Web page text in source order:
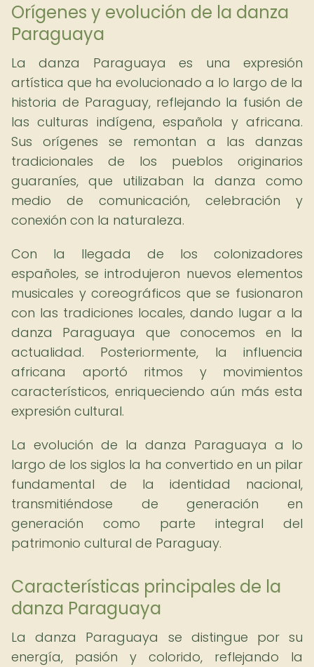
Orígenes y evolución de la danza
Paraguaya
La danza Paraguaya es una expresión
artística que ha evolucionado a lo largo de la
historia de Paraguay, reflejando la fusión de
las culturas indígena, española y africana.
Sus orígenes se remontan a las danzas
tradicionales de los pueblos originarios
guaraníes, que utilizaban la danza como
medio de comunicación, celebración y
conexión con la naturaleza.
Con la llegada de los colonizadores
españoles, se introdujeron nuevos elementos
musicales y coreográficos que se fusionaron
con las tradiciones locales, dando lugar a la
danza Paraguaya que conocemos en la
actualidad. Posteriormente, la influencia
africana aportó ritmos y movimientos
característicos, enriqueciendo aún más esta
expresión cultural.
La evolución de la danza Paraguaya a lo
largo de los siglos la ha convertido en un pilar
fundamental de la identidad nacional,
transmitiéndose de generación en
generación como parte integral del
patrimonio cultural de Paraguay.
Características principales de la
danza Paraguaya
La danza Paraguaya se distingue por su
energía, pasión y colorido, reflejando la